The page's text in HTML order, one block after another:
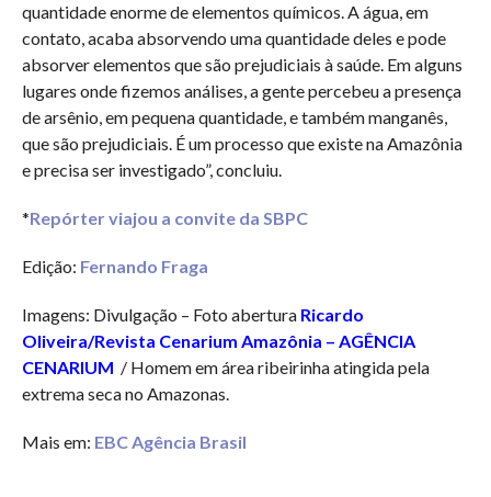
quantidade enorme de elementos químicos. A água, em
contato, acaba absorvendo uma quantidade deles e pode
absorver elementos que são prejudiciais à saúde. Em alguns
lugares onde fizemos análises, a gente percebeu a presença
de arsênio, em pequena quantidade, e também manganês,
que são prejudiciais. É um processo que existe na Amazônia
e precisa ser investigado”, concluiu.
*Repórter viajou a convite da SBPC
Edição: Fernando Fraga
Imagens: Divulgação – Foto abertura Ricardo
Oliveira/Revista Cenarium Amazônia – AGÊNCIA
CENARIUM / Homem em área ribeirinha atingida pela
extrema seca no Amazonas.
Mais em: EBC Agência Brasil